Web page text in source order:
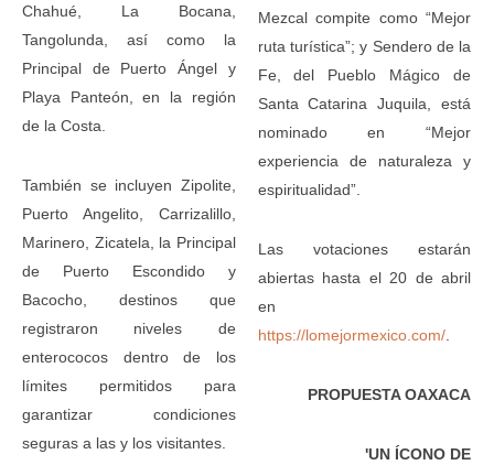
Chahué, La Bocana,
Tangolunda, así como la
Principal de Puerto Ángel y
Playa Panteón, en la región
de la Costa.
También se incluyen Zipolite,
Puerto Angelito, Carrizalillo,
Marinero, Zicatela, la Principal
de Puerto Escondido y
Bacocho, destinos que
registraron niveles de
enterococos dentro de los
límites permitidos para
garantizar condiciones
seguras a las y los visitantes.
Mezcal compite como “Mejor
ruta turística”; y Sendero de la
Fe, del Pueblo Mágico de
Santa Catarina Juquila, está
nominado en “Mejor
experiencia de naturaleza y
espiritualidad”.
Las votaciones estarán
abiertas hasta el 20 de abril
en
https://lomejormexico.com/.
PROPUESTA OAXACA
'UN ÍCONO DE